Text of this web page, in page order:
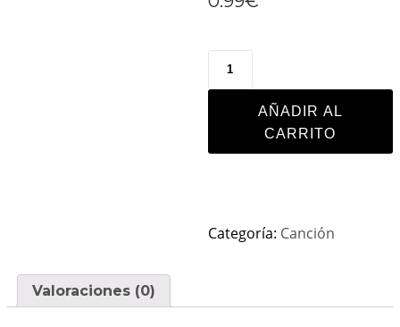
AÑADIR AL
CARRITO
Categoría: Canción
Valoraciones (0)